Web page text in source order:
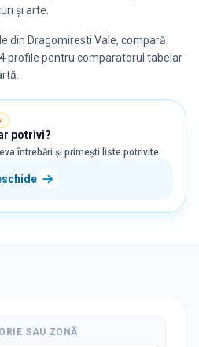
și arte.
din Dragomiresti Vale, compară
profile pentru comparatorul tabelar
potrivi?
întrebări și primești liste potrivite.
SAU ZONĂ